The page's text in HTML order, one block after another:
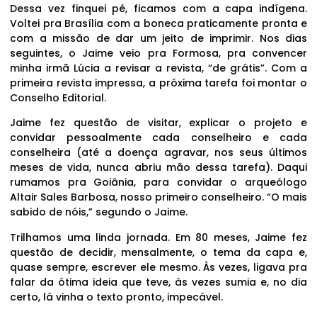
Dessa vez finquei pé, ficamos com a capa indígena.
Voltei pra Brasília com a boneca praticamente pronta e
com a missão de dar um jeito de imprimir. Nos dias
seguintes, o Jaime veio pra Formosa, pra convencer
minha irmã Lúcia a revisar a revista, “de grátis”. Com a
primeira revista impressa, a próxima tarefa foi montar o
Conselho Editorial.
Jaime fez questão de visitar, explicar o projeto e
convidar pessoalmente cada conselheiro e cada
conselheira (até a doença agravar, nos seus últimos
meses de vida, nunca abriu mão dessa tarefa). Daqui
rumamos pra Goiânia, para convidar o arqueólogo
Altair Sales Barbosa, nosso primeiro conselheiro. “O mais
sabido de nóis,” segundo o Jaime.
Trilhamos uma linda jornada. Em 80 meses, Jaime fez
questão de decidir, mensalmente, o tema da capa e,
quase sempre, escrever ele mesmo. Às vezes, ligava pra
falar da ótima ideia que teve, às vezes sumia e, no dia
certo, lá vinha o texto pronto, impecável.